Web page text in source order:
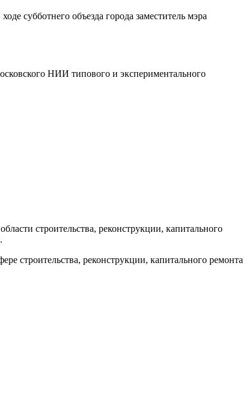
субботнего объезда города заместитель мэра
НИИ типового и экспериментального
строительства, реконструкции, капитального
строительства, реконструкции, капитального ремонта